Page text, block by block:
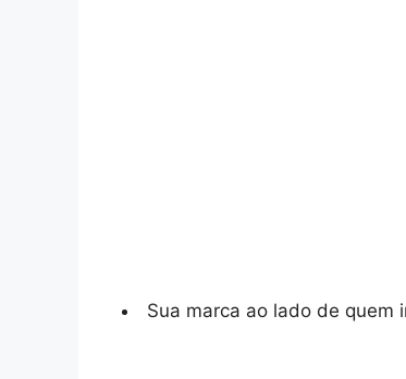
Sua marca ao lado de